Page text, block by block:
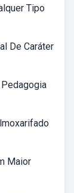
Tipo
De Caráter
Maior